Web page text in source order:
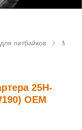
питбайков Мотор
25H-
OEM